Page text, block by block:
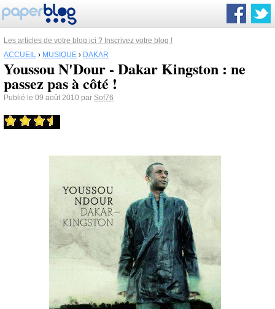
Les articles de votre blog ici ? Inscrivez votre blog !
ACCUEIL › MUSIQUE › DAKAR
Youssou N'Dour - Dakar Kingston : ne
passez pas à côté !
Publié le 09 août 2010 par Sof76